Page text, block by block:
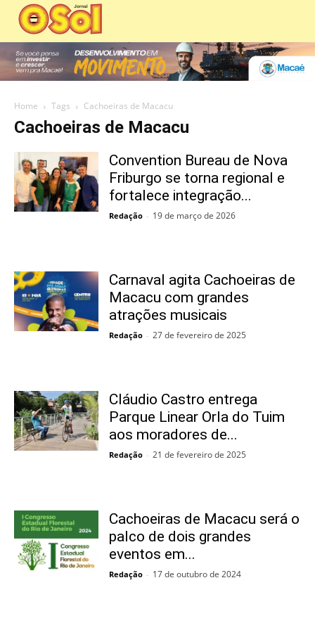
Home Tags Cachoeiras de Macacu
Cachoeiras de Macacu
Convention Bureau de Nova
Friburgo se torna regional e
fortalece integração...
Redação - 19 de março de 2026
Carnaval agita Cachoeiras de
Macacu com grandes
atrações musicais
Redação - 27 de fevereiro de 2025
Cláudio Castro entrega
Parque Linear Orla do Tuim
aos moradores de...
Redação - 21 de fevereiro de 2025
Cachoeiras de Macacu será o
palco de dois grandes
eventos em...
Redação - 17 de outubro de 2024